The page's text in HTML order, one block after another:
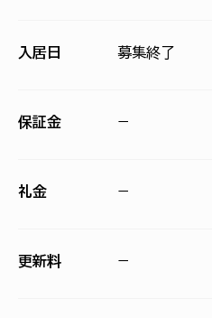
入居日 募集終了
保証金 −
礼金 −
更新料 −